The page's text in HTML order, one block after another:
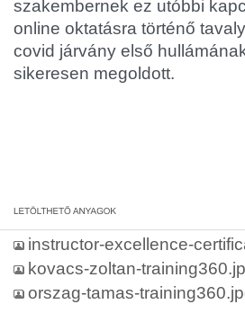
szakembernek ez utóbbi
online oktatásra történő
covid járvány első
sikeresen megoldott.
instructor-excellence-
kovacs-zoltan-
orszag-tamas-